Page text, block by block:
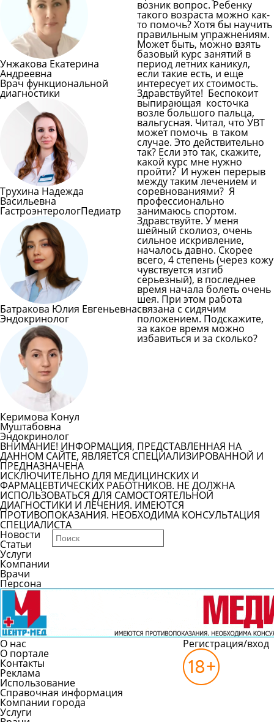
Унжакова Екатерина
Андреевна
Врач функциональной
диагностики
Трухина Надежда
Васильевна
ГастроэнтерологПедиатр
Батракова Юлия Евгеньевна
Эндокринолог
Керимова Конул
Муштабовна
Эндокринолог
возник вопрос. Ребенку
такого возраста можно как-
то помочь? Хотя бы научить
правильным упражнениям.
Может быть, можно взять
базовый курс занятий в
период летних каникул,
если такие есть, и еще
интересует их стоимость.
Здравствуйте! Беспокоит
выпирающая косточка
возле большого пальца,
вальгусная. Читал, что УВТ
может помочь в таком
случае. Это действительно
так? Если это так, скажите,
какой курс мне нужно
пройти? И нужен перерыв
между таким лечением и
соревнованиями? Я
профессионально
занимаюсь спортом.
Здравствуйте. У меня
шейный сколиоз, очень
сильное искривление,
началось давно. Скорее
всего, 4 степень (через кожу
чувствуется изгиб
серьезный), в последнее
время начала болеть очень
шея. При этом работа
связана с сидячим
положением. Подскажите,
за какое время можно
избавиться и за сколько?
ВНИМАНИЕ! ИНФОРМАЦИЯ, ПРЕДСТАВЛЕННАЯ НА
ДАННОМ САЙТЕ, ЯВЛЯЕТСЯ СПЕЦИАЛИЗИРОВАННОЙ И
ПРЕДНАЗНАЧЕНА
ИСКЛЮЧИТЕЛЬНО ДЛЯ МЕДИЦИНСКИХ И
ФАРМАЦЕВТИЧЕСКИХ РАБОТНИКОВ. НЕ ДОЛЖНА
ИСПОЛЬЗОВАТЬСЯ ДЛЯ САМОСТОЯТЕЛЬНОЙ
ДИАГНОСТИКИ И ЛЕЧЕНИЯ. ИМЕЮТСЯ
ПРОТИВОПОКАЗАНИЯ. НЕОБХОДИМА КОНСУЛЬТАЦИЯ
СПЕЦИАЛИСТА
Новости
Статьи
Услуги
Компании
Врачи
Персона
О нас
О портале
Контакты
Реклама
Использование
Справочная информация
Компании города
Услуги
Регистрация/вход